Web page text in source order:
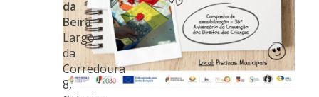
da
Beira
Largo
da
Corredoura
8,